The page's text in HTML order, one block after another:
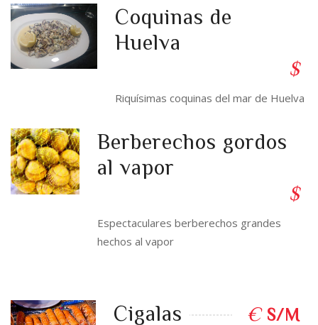
Coquinas de
Huelva
$
Riquísimas coquinas del mar de Huelva
Berberechos gordos
al vapor
$
Espectaculares berberechos grandes
hechos al vapor
Cigalas € S/M